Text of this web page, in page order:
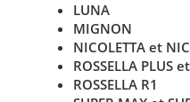
LUNA
MIGNON
NICOLETTA et
ROSSELLA PLUS
ROSSELLA R1